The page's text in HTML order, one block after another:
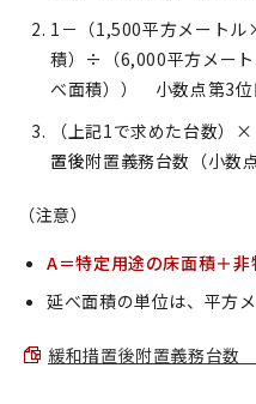
1－（1,500平方メート
積）÷（6,000平方メー
べ面積）） 小数点第3位
（上記1で求めた台数）
置後附置義務台数（小数
（注意）
A＝特定用途の床面積＋
延べ面積の単位は、平方
緩和措置後附置義務台数